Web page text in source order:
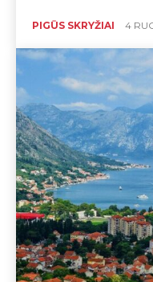
PIGŪS SKRYŽIAI 4